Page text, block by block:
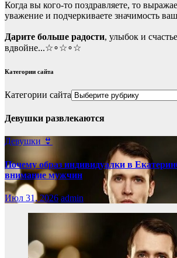
Когда вы кого-то поздравляете, то
уважение и подчеркиваете значимость
Дарите больше радости, улыбок и
вдвойне...☆∘☆∘☆
Категории сайта
Категории сайта
Девушки развлекаются
Девушки 👙
Почему образ индивидуалки в
внимание мужчин
Июл 31, 2026 admin